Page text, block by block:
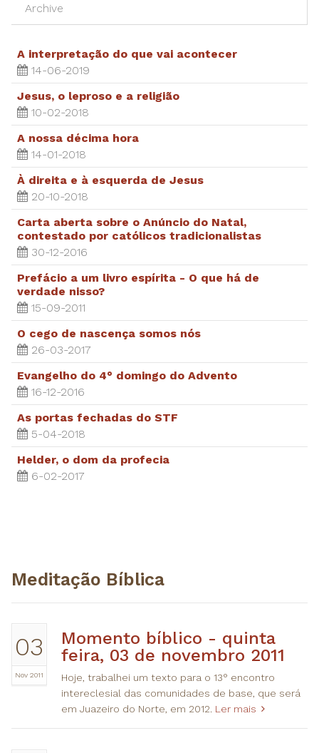
Archive
A interpretação do que vai acontecer
14-06-2019
Jesus, o leproso e a religião
10-02-2018
A nossa décima hora
14-01-2018
À direita e à esquerda de Jesus
20-10-2018
Carta aberta sobre o Anúncio do Natal,
contestado por católicos tradicionalistas
30-12-2016
Prefácio a um livro espírita - O que há de
verdade nisso?
15-09-2011
O cego de nascença somos nós
26-03-2017
Evangelho do 4° domingo do Advento
16-12-2016
As portas fechadas do STF
5-04-2018
Helder, o dom da profecia
6-02-2017
Meditação Bíblica
03
Nov 2011
Momento bíblico - quinta
feira, 03 de novembro 2011
Hoje, trabalhei um texto para o 13° encontro
intereclesial das comunidades de base, que será
em Juazeiro do Norte, em 2012. Ler mais